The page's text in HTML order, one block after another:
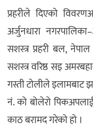
प्रहरीले दिएको
अर्जुनधारा
सशस्त्र प्रहरी बल,
सशस्त्र वरिष्ठ सइ
गस्ती टोलीले इलामबाट
नं. को बोलेरो
काठ बरामद गरेको हो ।